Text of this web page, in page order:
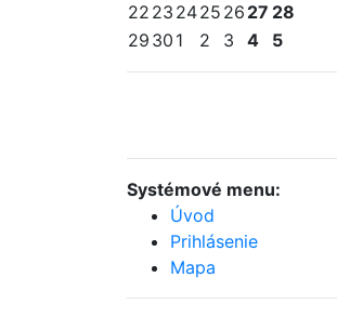
22 23 2425 26 27 28
29 30 1 2 3 4 5
Systémové menu:
Úvod
Prihlásenie
Mapa